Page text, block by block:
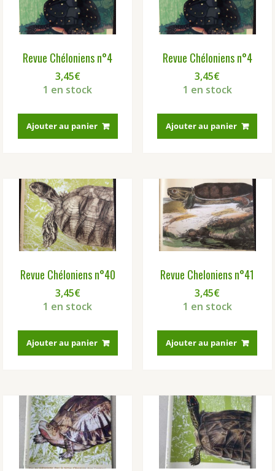
Revue Chéloniens n°4
3,45€
1 en stock
Ajouter au panier
Revue Chéloniens n°4
3,45€
1 en stock
Ajouter au panier
Revue Chéloniens n°40
3,45€
1 en stock
Ajouter au panier
Revue Cheloniens n°41
3,45€
1 en stock
Ajouter au panier